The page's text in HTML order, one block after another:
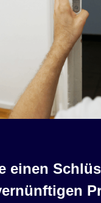
einen